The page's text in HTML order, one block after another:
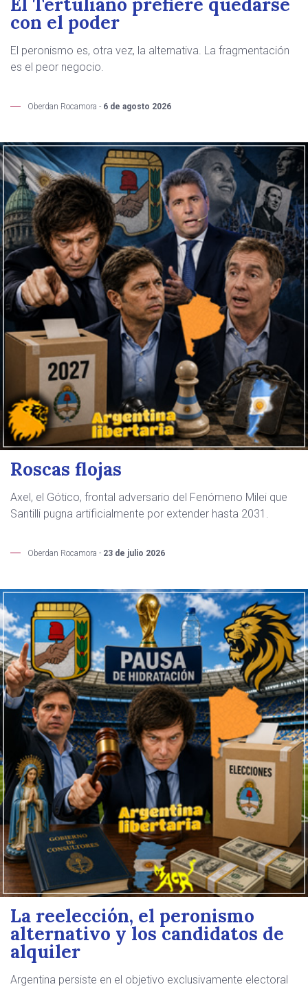
con el poder
El peronismo es, otra vez, la alternativa. La fragmentación
es el peor negocio.
Oberdan Rocamora - 6 de agosto 2026
Roscas flojas
Axel, el Gótico, frontal adversario del Fenómeno Milei que
Santilli pugna artificialmente por extender hasta 2031.
Oberdan Rocamora - 23 de julio 2026
La reelección, el peronismo
alternativo y los candidatos de
alquiler
Argentina persiste en el objetivo exclusivamente electoral